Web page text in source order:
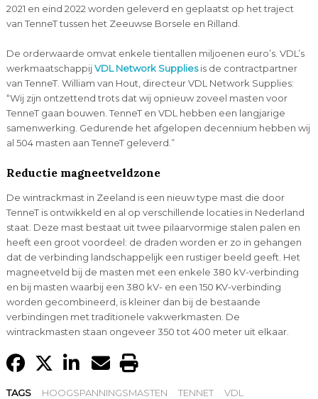
2021 en eind 2022 worden geleverd en geplaatst op het traject
van TenneT tussen het Zeeuwse Borsele en Rilland.
De orderwaarde omvat enkele tientallen miljoenen euro’s. VDL’s
werkmaatschappijVDL Network Suppliesis de contractpartner
van TenneT. William van Hout, directeur VDL Network Supplies:
“Wij zijn ontzettend trots dat wij opnieuw zoveel masten voor
TenneT gaan bouwen. TenneT en VDL hebben een langjarige
samenwerking. Gedurende het afgelopen decennium hebben wij
al 504 masten aan TenneT geleverd.”
Reductie magneetveldzone
De wintrackmast in Zeeland is een nieuw type mast die door
TenneT is ontwikkeld en al op verschillende locaties in Nederland
staat. Deze mast bestaat uit twee pilaarvormige stalen palen en
heeft een groot voordeel: de draden worden er zo in gehangen
dat de verbinding landschappelijk een rustiger beeld geeft. Het
magneetveld bij de masten met een enkele 380 kV-verbinding
en bij masten waarbij een 380 kV- en een 150 KV-verbinding
worden gecombineerd, is kleiner dan bij de bestaande
verbindingen met traditionele vakwerkmasten. De
wintrackmasten staan ongeveer 350 tot 400 meter uit elkaar.
TAGS HOOGSPANNINGSMASTEN TENNET
VDL